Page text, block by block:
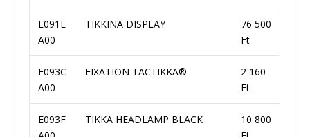
E091E
A00
TIKKINA DISPLAY
76 500
Ft
E093C
A00
FIXATION TACTIKKA®
2 160
Ft
E093F
TIKKA HEADLAMP BLACK
10 800